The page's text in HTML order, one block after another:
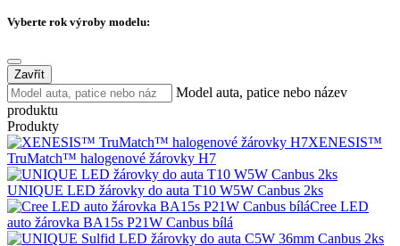
Vyberte rok výroby modelu:
Zavřít
Model auta, patice nebo název
produktu
Produkty
XENESIS™
TruMatch™ halogenové žárovky H7
UNIQUE LED žárovky do auta T10 W5W Canbus 2ks
Cree LED
auto žárovka BA15s P21W Canbus bílá